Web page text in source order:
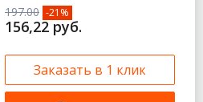
197.00 -21%
156,22 руб.
Заказать в 1 клик